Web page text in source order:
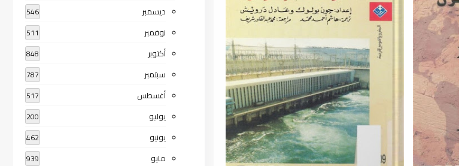
ديسمبر 546
نوفمبر 511
أكتوبر 848
سبتمبر 787
أغسطس 517
يوليو 200
يونيو 462
مايو 939